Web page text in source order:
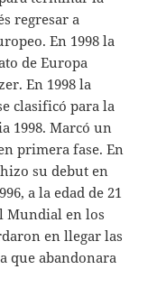
regresar a
En 1998 la
de Europa
En 1998 la
clasificó para la
1998. Marcó un
primera fase. En
su debut en
a la edad de 21
Mundial en los
en llegar las
que abandonara